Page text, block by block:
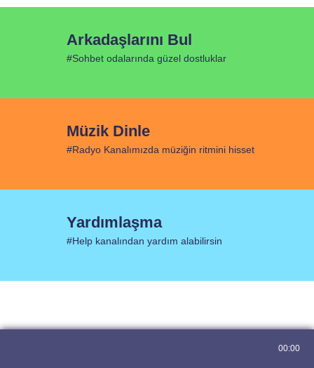
Arkadaşlarını Bul
#Sohbet odalarında güzel dostluklar
Müzik Dinle
#Radyo Kanalımızda müziğin ritmini hisset
Yardımlaşma
#Help kanalından yardım alabilirsin
00:00